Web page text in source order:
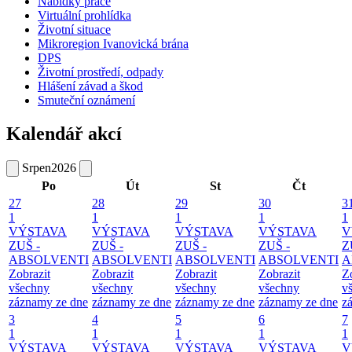
Virtuální prohlídka
Životní situace
Mikroregion Ivanovická brána
DPS
Životní prostředí, odpady
Hlášení závad a škod
Smuteční oznámení
Kalendář akcí
Srpen2026
Po
Út St
Čt
27
1
VÝSTAVA
ZUŠ -
ABSOLVENTI
Zobrazit
všechny
záznamy ze dne
28
1
VÝSTAVA
ZUŠ -
ABSOLVENTI
Zobrazit
všechny
záznamy ze dne
29
1
VÝSTAVA
ZUŠ -
ABSOLVENTI
Zobrazit
všechny
záznamy ze dne
30
1
VÝSTAVA
ZUŠ -
ABSOLVENTI
Zobrazit
všechny
záznamy ze dne
1
3
1
VÝSTAVA
4
1
VÝSTAVA
5
1
VÝSTAVA
6
1
VÝSTAVA
7
1